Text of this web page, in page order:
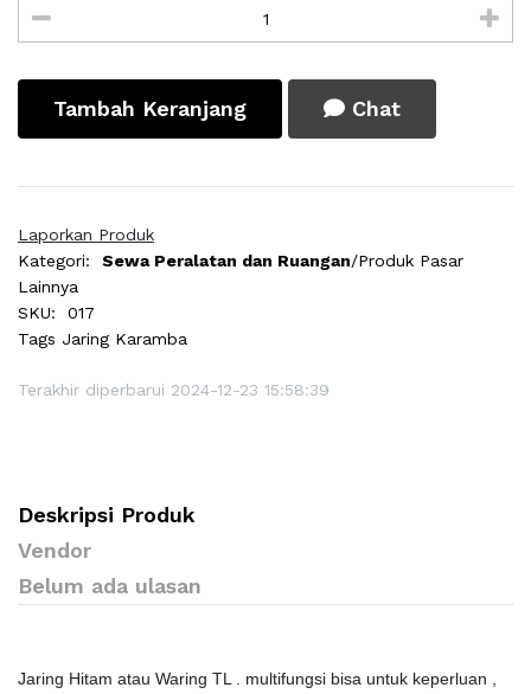
Tambah Keranjang Chat
Laporkan Produk
Kategori:
Sewa Peralatan dan Ruangan/Produk Pasar
Lainnya
SKU:
017
Tags Jaring Karamba
Terakhir diperbarui 2024-12-23 15:58:39
Deskripsi Produk
Vendor
Belum ada ulasan
Jaring Hitam atau Waring TL . multifungsi bisa untuk keperluan ,